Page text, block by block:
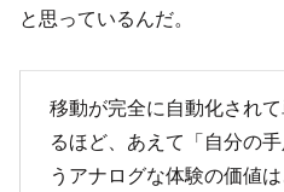
と思っているんだ。
移動が完全に自動化され
るほど、あえて「自分の
うアナログな体験の価値